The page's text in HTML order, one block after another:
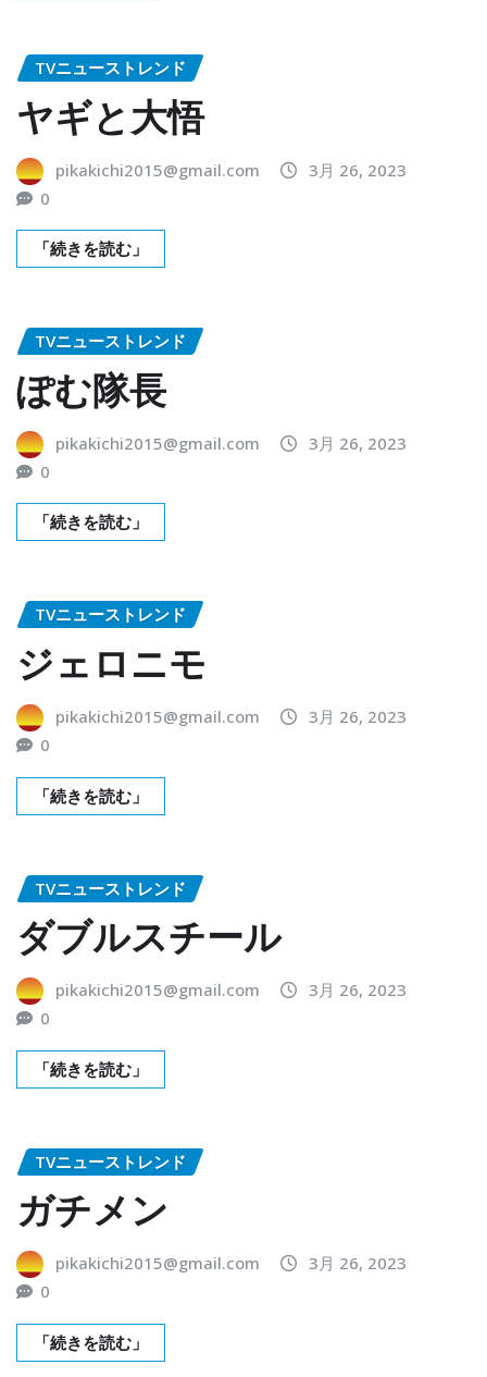
TVニューストレンド
ヤギと大悟
pikakichi2015@gmail.com
3月 26, 2023
0
「続きを読む」
TVニューストレンド
ぽむ隊長
pikakichi2015@gmail.com
3月 26, 2023
0
「続きを読む」
TVニューストレンド
ジェロニモ
pikakichi2015@gmail.com
3月 26, 2023
0
「続きを読む」
TVニューストレンド
ダブルスチール
pikakichi2015@gmail.com
3月 26, 2023
0
「続きを読む」
TVニューストレンド
ガチメン
pikakichi2015@gmail.com
3月 26, 2023
0
「続きを読む」